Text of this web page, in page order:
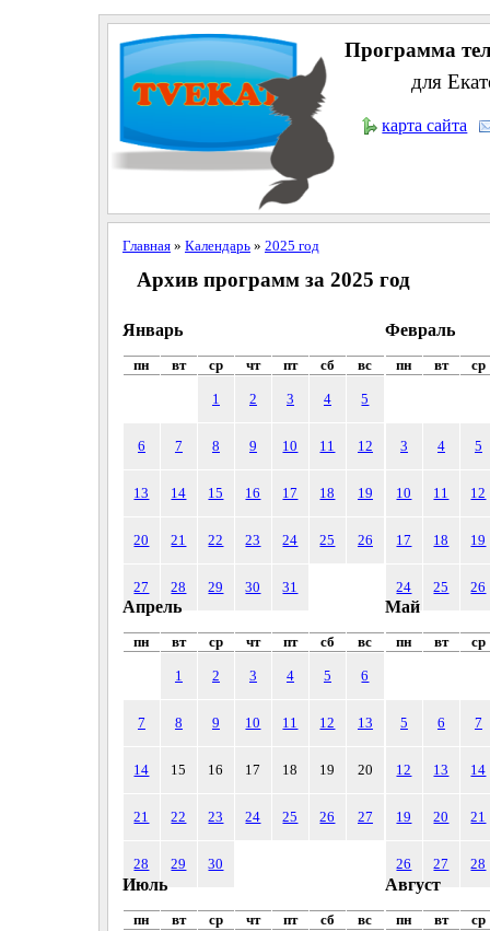
Программа
для
карта сайта
Главная» Календарь» 2025 год
Архив программ за 2025 год
Январь
пн вт ср чт пт сб вс
1 2 3 4 5
6 7 8 9 10 11 12
13 14 15 16 17 18 19
20 21 22 23 24 25 26
27 28 29 30 31
Февраль
пн вт ср
3 4 5
10 11 12
17 18 19
24 25 26
Апрель
пн вт ср чт пт сб вс
1 2 3 4 5 6
7 8 9 10 11 12 13
14 15 16 17 18 19 20
21 22 23 24 25 26 27
28 29 30
Май
пн вт ср
5 6 7
12 13 14
19 20 21
26 27 28
Июль
пн вт ср чт пт сб вс
Август
пн вт ср